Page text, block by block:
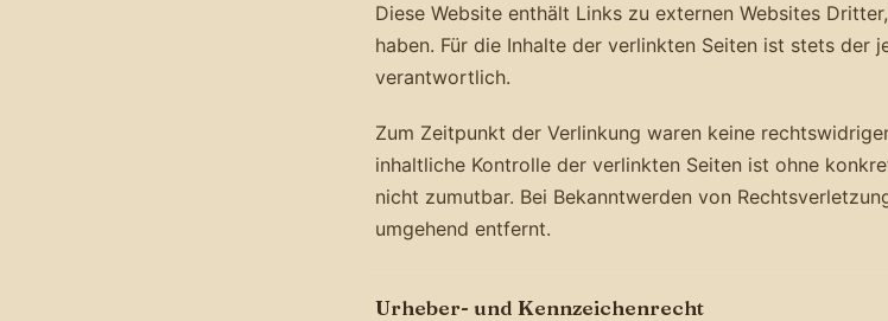
Diese Website enthält Links zu externen Websites
haben. Für die Inhalte der verlinkten Seiten ist stets der
verantwortlich.
Zum Zeitpunkt der Verlinkung waren keine
inhaltliche Kontrolle der verlinkten Seiten ist ohne
nicht zumutbar. Bei Bekanntwerden von
umgehend entfernt.
Urheber- und Kennzeichenrecht